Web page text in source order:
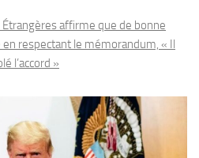
affirme que de bonne
respectant le mémorandum, « Il
l’accord »